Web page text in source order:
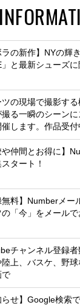
ラの新作】NYの輝
」と最新シューズ
ツの現場で撮影す
る一瞬のシーン
催します。作品受付
や仲間とお得に】
タート！
無料】Numberメ
「今」をメールで
チャンネル登録
陸上、バスケ、野
で
らせ】Google検索